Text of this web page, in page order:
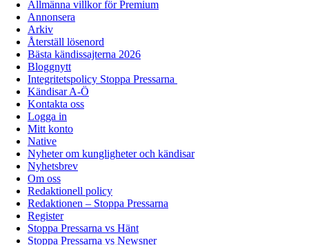
Allmänna villkor för Premium
Annonsera
Arkiv
Återställ lösenord
Bästa kändissajterna 2026
Bloggnytt
Integritetspolicy Stoppa Pressarna
Kändisar A-Ö
Kontakta oss
Logga in
Mitt konto
Native
Nyheter om kungligheter och kändisar
Nyhetsbrev
Om oss
Redaktionell policy
Redaktionen – Stoppa Pressarna
Register
Stoppa Pressarna vs Hänt
Stoppa Pressarna vs Newsner